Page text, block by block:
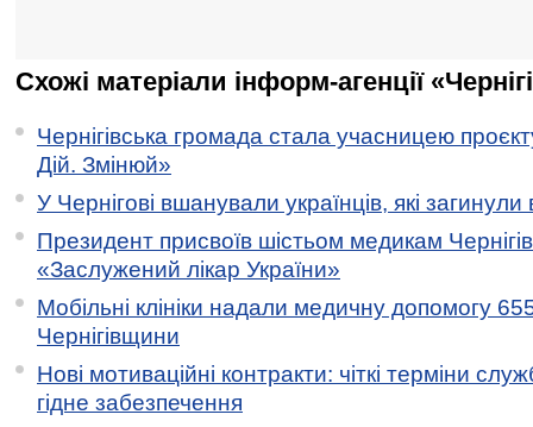
Схожі матеріали інформ-агенції
Чернігівська громада стала учасницею
Дій. Змінюй»
У Чернігові вшанували українців, які загинули
Президент присвоїв шістьом медикам
«Заслужений лікар України»
Мобільні клініки надали медичну допомогу
Чернігівщини
Нові мотиваційні контракти: чіткі терміни
гідне забезпечення